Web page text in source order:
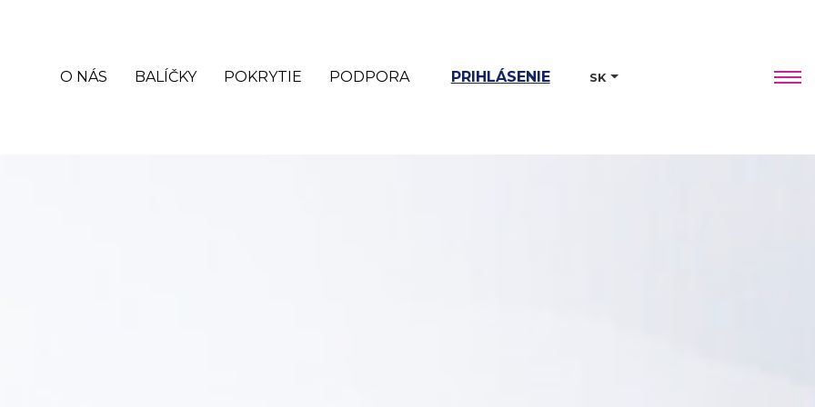
O NÁS BALÍČKY POKRYTIE PODPORA PRIHLÁSENIE SK